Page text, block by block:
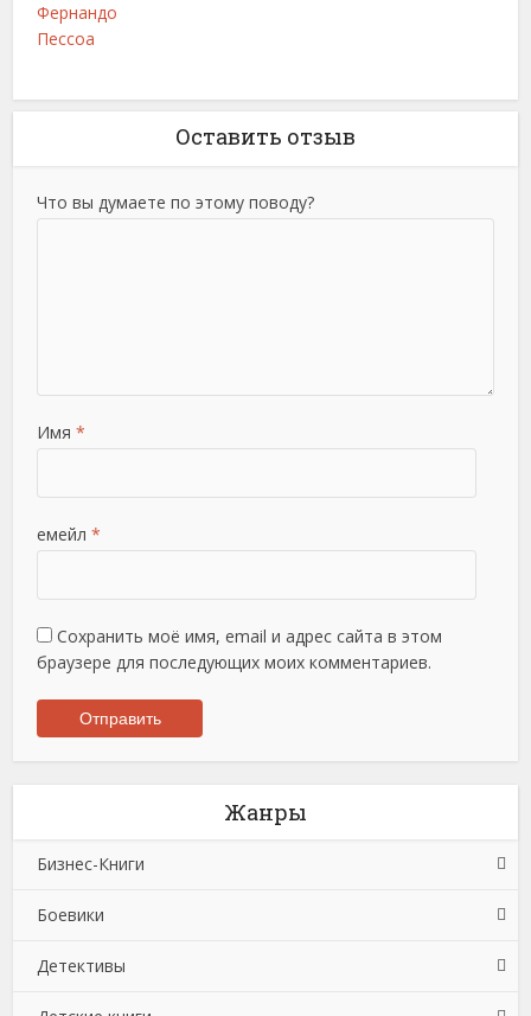
Фернандо
Пессоа
Оставить отзыв
Что вы думаете по этому поводу?
Имя *
емейл *
Сохранить моё имя, email и адрес сайта в этом
браузере для последующих моих комментариев.
Жанры
Бизнес-Книги
Банковское дело
Бухучет, налогообложение, аудит
Боевики
Боевики: Прочее
Детективы